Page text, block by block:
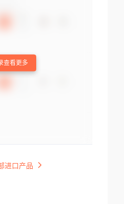
查看更多
进口产品